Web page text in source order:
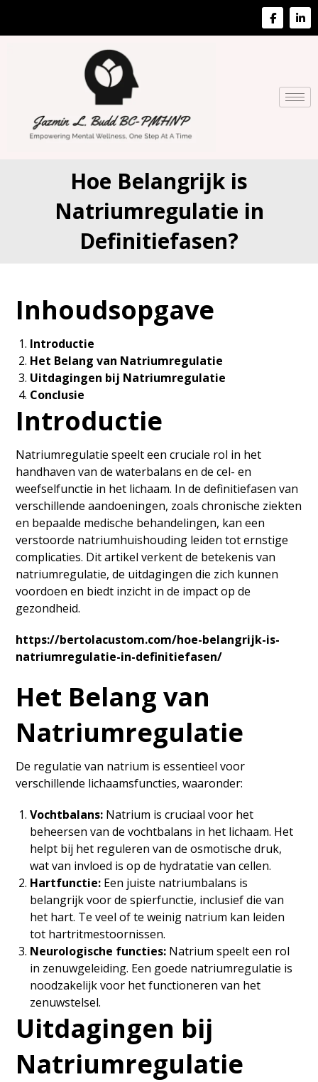
Hoe Belangrijk is
Natriumregulatie in
Definitiefasen?
Inhoudsopgave
Introductie
Het Belang van Natriumregulatie
Uitdagingen bij Natriumregulatie
Conclusie
Introductie
Natriumregulatie speelt een cruciale rol in het
handhaven van de waterbalans en de cel- en
weefselfunctie in het lichaam. In de definitiefasen van
verschillende aandoeningen, zoals chronische ziekten
en bepaalde medische behandelingen, kan een
verstoorde natriumhuishouding leiden tot ernstige
complicaties. Dit artikel verkent de betekenis van
natriumregulatie, de uitdagingen die zich kunnen
voordoen en biedt inzicht in de impact op de
gezondheid.
https://bertolacustom.com/hoe-belangrijk-is-
natriumregulatie-in-definitiefasen/
Het Belang van
Natriumregulatie
De regulatie van natrium is essentieel voor
verschillende lichaamsfuncties, waaronder:
Vochtbalans: Natrium is cruciaal voor het
beheersen van de vochtbalans in het lichaam. Het
helpt bij het reguleren van de osmotische druk,
wat van invloed is op de hydratatie van cellen.
Hartfunctie: Een juiste natriumbalans is
belangrijk voor de spierfunctie, inclusief die van
het hart. Te veel of te weinig natrium kan leiden
tot hartritmestoornissen.
Neurologische functies: Natrium speelt een rol
in zenuwgeleiding. Een goede natriumregulatie is
noodzakelijk voor het functioneren van het
zenuwstelsel.
Uitdagingen bij
Natriumregulatie